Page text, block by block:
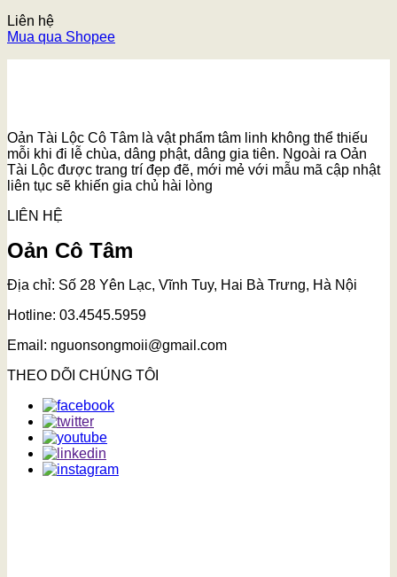
Liên hệ
Mua qua Shopee
Oản Tài Lộc Cô Tâm là vật phẩm tâm linh không thể thiếu
mỗi khi đi lễ chùa, dâng phật, dâng gia tiên. Ngoài ra Oản
Tài Lộc được trang trí đẹp đẽ, mới mẻ với mẫu mã cập nhật
liên tục sẽ khiến gia chủ hài lòng
LIÊN HỆ
Oản Cô Tâm
Địa chỉ: Số 28 Yên Lạc, Vĩnh Tuy, Hai Bà Trưng, Hà Nội
Hotline: 03.4545.5959
Email: nguonsongmoii@gmail.com
THEO DÕI CHÚNG TÔI